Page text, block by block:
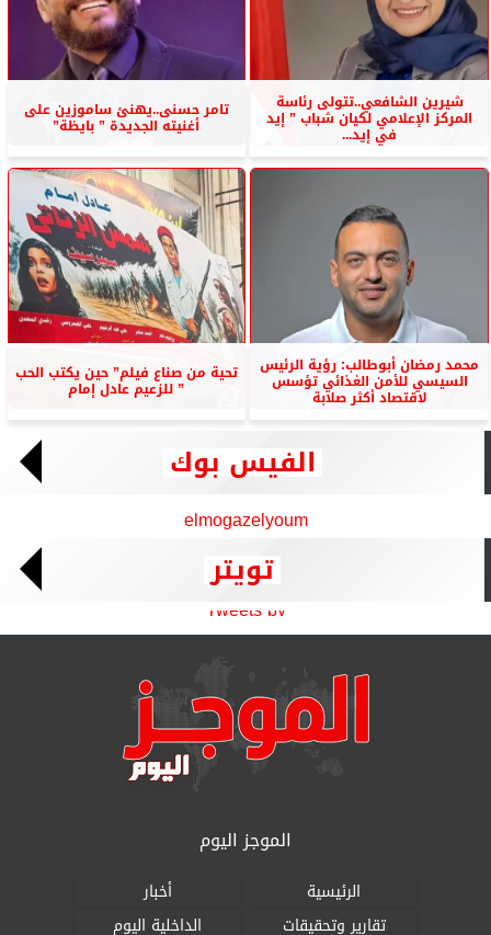
شيرين الشافعي..تتولى رئاسة
المركز الإعلامي لكيان شباب ” إيد
في إيد...
تامر حسنى..يهنئ ساموزين على
أغنيته الجديدة ” بايظة”
محمد رمضان أبوطالب: رؤية الرئيس
السيسي للأمن الغذائي تؤسس
لاقتصاد أكثر صلابة
تحية من صناع فيلم” حين يكتب الحب
” للزعيم عادل إمام
الفيس بوك
elmogazelyoum
تويتر
Tweets by
الموجز اليوم
الرئيسية
أخبار
تقارير وتحقيقات
الداخلية اليوم